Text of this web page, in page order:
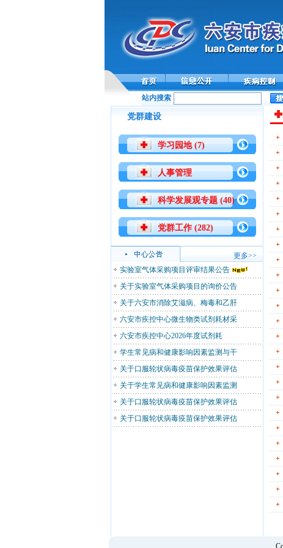
站内搜索
党群建设
学习园地 (7)
人事管理
科学发展观专题 (40)
党群工作 (282)
更多>>
实验室气体采购项目评审结果公告
关于实验室气体采购项目的询价公告
关于六安市消除艾滋病、梅毒和乙肝
六安市疾控中心微生物类试剂耗材采
六安市疾控中心2026年度试剂耗
学生常见病和健康影响因素监测与干
关于口服轮状病毒疫苗保护效果评估
关于学生常见病和健康影响因素监测
关于口服轮状病毒疫苗保护效果评估
关于口服轮状病毒疫苗保护效果评估